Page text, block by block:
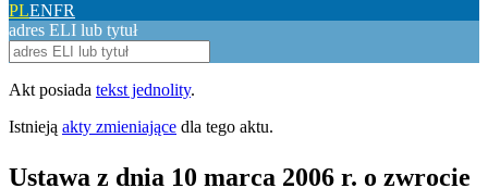
PLENFR
adres ELI lub tytuł
Akt posiada tekst jednolity.
Istnieją akty zmieniające dla tego aktu.
Ustawa z dnia 10 marca 2006 r. o zwrocie